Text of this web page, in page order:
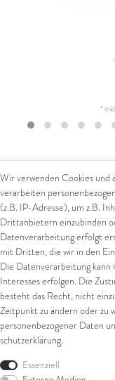
*
Kontakt
Kontaktformular
Arena in Arte GmbH
Marktgasse 2,
8600 Dübendorf
Tel: +41 44 821 60 40
E-Mail:
arena.com
Wir verwenden Cookies und
verarbeiten
(z.B. IP-Adresse), um z.B.
Drittanbietern einzubinden
Datenverarbeitung erfolgt
mit Dritten, die wir in den
Die Datenverarbeitung kann
Interesses erfolgen. Die
besteht das Recht, nicht
Zeitpunkt zu ändern oder zu
personenbezogener Daten
schutz­erklärung.
Essenziell